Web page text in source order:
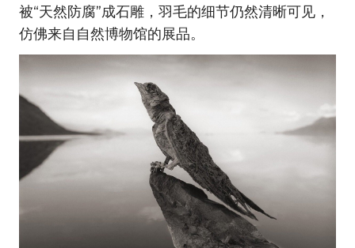
被“天然防腐”成石雕，羽毛的细节仍然清晰可见，
仿佛来自自然博物馆的展品。